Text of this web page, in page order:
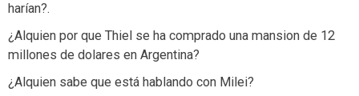
harían?.
¿Alquien por que Thiel se ha comprado una mansion de 12
millones de dolares en Argentina?
¿Alquien sabe que está hablando con Milei?